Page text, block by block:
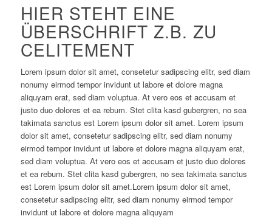
HIER STEHT EINE
ÜBERSCHRIFT Z.B. ZU
CELITEMENT
Lorem ipsum dolor sit amet, consetetur sadipscing elitr, sed diam
nonumy eirmod tempor invidunt ut labore et dolore magna
aliquyam erat, sed diam voluptua. At vero eos et accusam et
justo duo dolores et ea rebum. Stet clita kasd gubergren, no sea
takimata sanctus est Lorem ipsum dolor sit amet. Lorem ipsum
dolor sit amet, consetetur sadipscing elitr, sed diam nonumy
eirmod tempor invidunt ut labore et dolore magna aliquyam erat,
sed diam voluptua. At vero eos et accusam et justo duo dolores
et ea rebum. Stet clita kasd gubergren, no sea takimata sanctus
est Lorem ipsum dolor sit amet.Lorem ipsum dolor sit amet,
consetetur sadipscing elitr, sed diam nonumy eirmod tempor
invidunt ut labore et dolore magna aliquyam